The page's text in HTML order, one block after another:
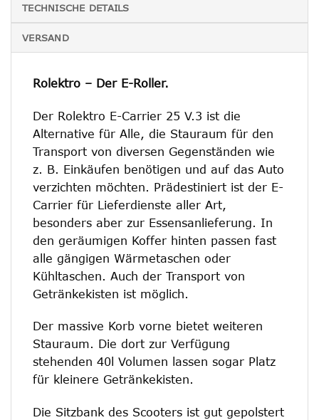
TECHNISCHE DETAILS
VERSAND
Rolektro – Der E-Roller.
Der Rolektro E-Carrier 25 V.3 ist die
Alternative für Alle, die Stauraum für den
Transport von diversen Gegenständen wie
z. B. Einkäufen benötigen und auf das Auto
verzichten möchten. Prädestiniert ist der E-
Carrier für Lieferdienste aller Art,
besonders aber zur Essensanlieferung. In
den geräumigen Koffer hinten passen fast
alle gängigen Wärmetaschen oder
Kühltaschen. Auch der Transport von
Getränkekisten ist möglich.
Der massive Korb vorne bietet weiteren
Stauraum. Die dort zur Verfügung
stehenden 40l Volumen lassen sogar Platz
für kleinere Getränkekisten.
Die Sitzbank des Scooters ist gut gepolstert